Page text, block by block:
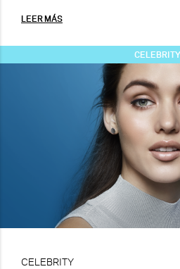
LEER MÁS
CELEBRITY
CELEBRITY